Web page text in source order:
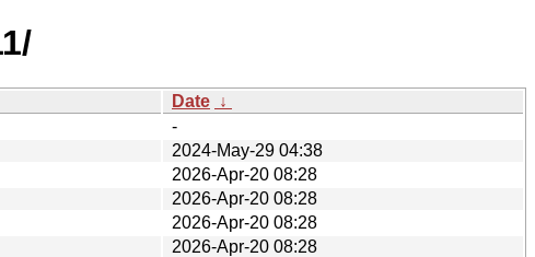
Date ↓
-
2024-May-29 04:38
2026-Apr-20 08:28
2026-Apr-20 08:28
2026-Apr-20 08:28
2026-Apr-20 08:28